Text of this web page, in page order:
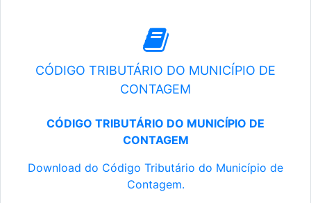
CÓDIGO TRIBUTÁRIO DO MUNICÍPIO DE
CONTAGEM
CÓDIGO TRIBUTÁRIO DO MUNICÍPIO DE
CONTAGEM
Download do Código Tributário do Município de
Contagem.